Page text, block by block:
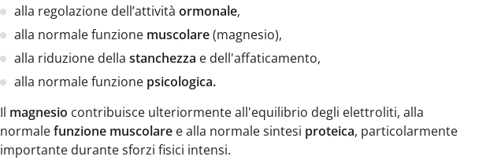
alla regolazione dell’attività ormonale,
alla normale funzione muscolare(magnesio),
alla riduzione della stanchezza e dell'affaticamento,
alla normale funzione psicologica.
Il magnesio contribuisce ulteriormente all'equilibrio degli elettroliti, alla
normalefunzione muscolare e alla normale sintesi proteica, particolarmente
importante durante sforzi fisici intensi.